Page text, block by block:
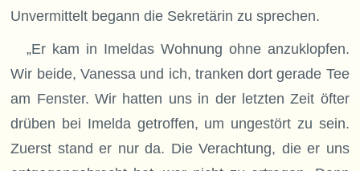
Unvermittelt begann die Sekretärin zu sprechen.
„Er kam in Imeldas Wohnung ohne anzuklopfen.
Wir beide, Vanessa und ich, tranken dort gerade Tee
am Fenster. Wir hatten uns in der letzten Zeit öfter
drüben bei Imelda getroffen, um ungestört zu sein.
Zuerst stand er nur da. Die Verachtung, die er uns